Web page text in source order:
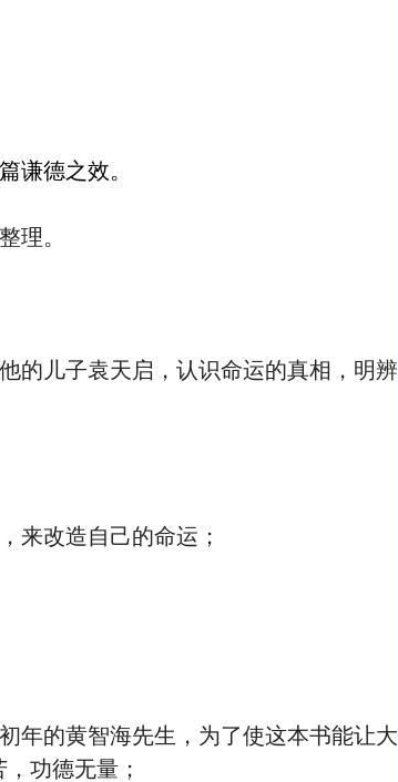
谦德之效。
理。
的儿子袁天启，认识命运的真相，明辨
来改造自己的命运；
年的黄智海先生，为了使这本书能让大
功德无量；